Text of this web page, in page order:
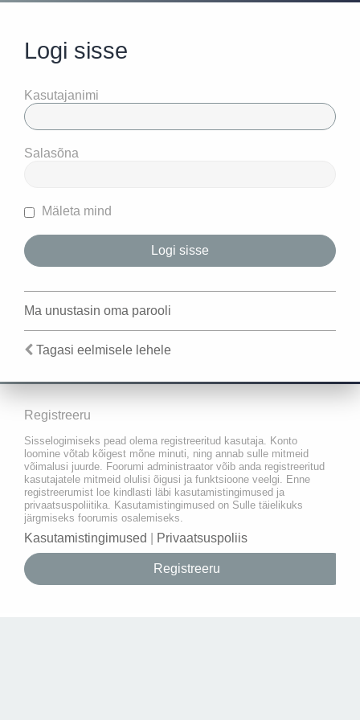
Logi sisse
Kasutajanimi
Salasõna
Mäleta mind
Ma unustasin oma parooli
Tagasi eelmisele lehele
Registreeru
Sisselogimiseks pead olema registreeritud kasutaja. Konto
loomine võtab kõigest mõne minuti, ning annab sulle mitmeid
võimalusi juurde. Foorumi administraator võib anda registreeritud
kasutajatele mitmeid olulisi õigusi ja funktsioone veelgi. Enne
registreerumist loe kindlasti läbi kasutamistingimused ja
privaatsuspoliitika. Kasutamistingimused on Sulle täielikuks
järgmiseks foorumis osalemiseks.
Kasutamistingimused Privaatsuspoliis
Registreeru